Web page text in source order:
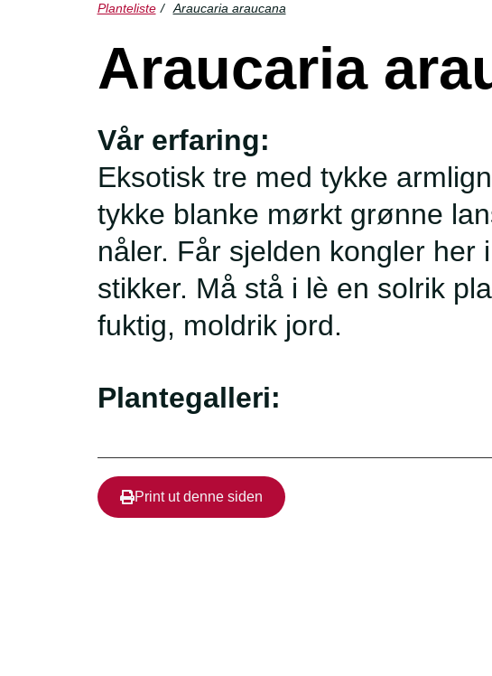
Planteliste / Araucaria araucana
Araucaria
Vår erfaring:
Eksotisk tre med tykke
tykke blanke mørkt grønne
nåler. Får sjelden kongler her
stikker. Må stå i lè en solrik
fuktig, moldrik jord.
Plantegalleri:
Print ut denne siden